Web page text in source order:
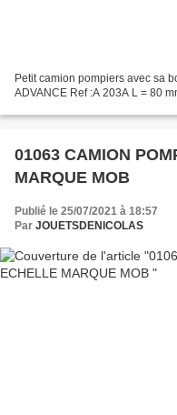
Petit camion pompiers avec sa
ADVANCE Ref :A 203A L = 80
01063 CAMION
MARQUE MOB
Publié le 25/07/2021 à 18:57
Par JOUETSDENICOLAS